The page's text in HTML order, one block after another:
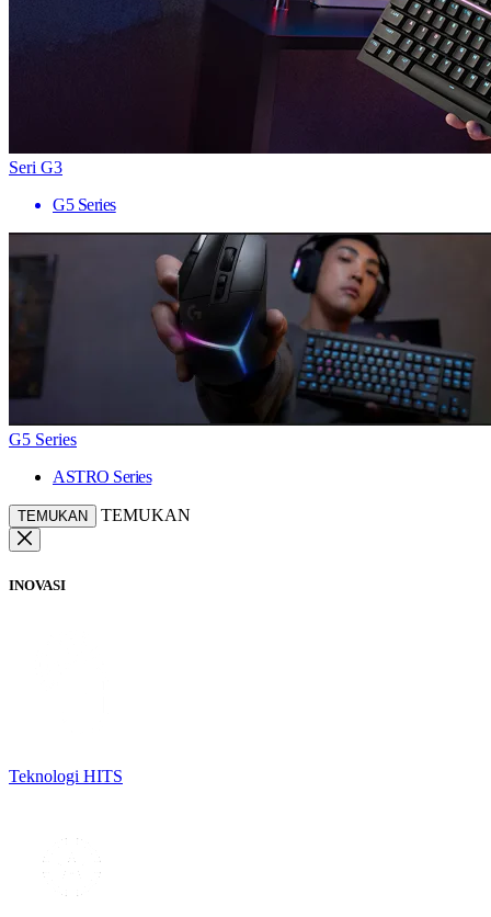
Seri G3
G5 Series
G5 Series
ASTRO Series
TEMUKAN TEMUKAN
INOVASI
Teknologi HITS